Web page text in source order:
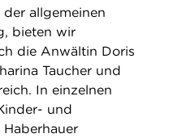
allgemeinen
bieten wir
die Anwältin Doris
Taucher und
In einzelnen
und